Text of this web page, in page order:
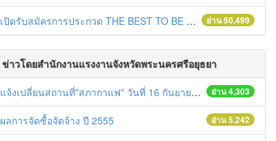
อ่าน 50,499
เปิดรับสมัครการประกวด THE BEST TO BE NUMBER ONE
ข่าวโดยสำนักงานแรงงานจังหวัดพระนครศรีอยุธยา
อ่าน 4,303
แจ้งเปลี่ยนสถานที่"สภากาแฟ" วันที่ 16 กันยายน 2558
อ่าน 5,242
ผลการจัดซื้อจัดจ้าง ปี 2555